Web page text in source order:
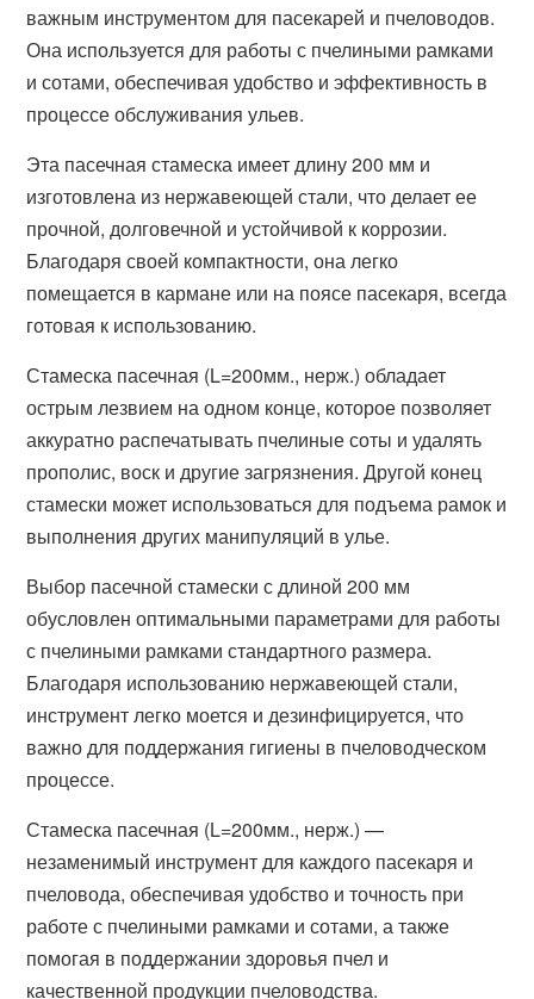
важным инструментом для пасекарей и пчеловодов.
Она используется для работы с пчелиными рамками
и сотами, обеспечивая удобство и эффективность в
процессе обслуживания ульев.
Эта пасечная стамеска имеет длину 200 мм и
изготовлена из нержавеющей стали, что делает ее
прочной, долговечной и устойчивой к коррозии.
Благодаря своей компактности, она легко
помещается в кармане или на поясе пасекаря, всегда
готовая к использованию.
Стамеска пасечная (L=200мм., нерж.) обладает
острым лезвием на одном конце, которое позволяет
аккуратно распечатывать пчелиные соты и удалять
прополис, воск и другие загрязнения. Другой конец
стамески может использоваться для подъема рамок и
выполнения других манипуляций в улье.
Выбор пасечной стамески с длиной 200 мм
обусловлен оптимальными параметрами для работы
с пчелиными рамками стандартного размера.
Благодаря использованию нержавеющей стали,
инструмент легко моется и дезинфицируется, что
важно для поддержания гигиены в пчеловодческом
процессе.
Стамеска пасечная (L=200мм., нерж.) —
незаменимый инструмент для каждого пасекаря и
пчеловода, обеспечивая удобство и точность при
работе с пчелиными рамками и сотами, а также
помогая в поддержании здоровья пчел и
качественной продукции пчеловодства.